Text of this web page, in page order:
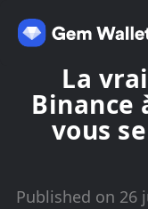
La
Binance
vous
Published on 26